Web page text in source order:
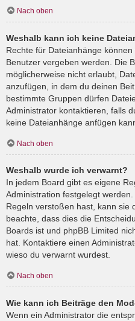
Nach oben
Weshalb kann ich keine
Rechte für Dateianhänge
Benutzer vergeben werden. Die
möglicherweise nicht erlaubt,
anzufügen, in dem du deinen
bestimmte Gruppen dürfen
Administrator kontaktieren, falls
keine Dateianhänge anfügen
Nach oben
Weshalb wurde ich verwarnt?
In jedem Board gibt es eigene
Administration festgelegt
Regeln verstoßen hast, kann sie
beachte, dass dies die
Boards ist und phpBB Limited
hat. Kontaktiere einen
wieso du verwarnt wurdest.
Nach oben
Wie kann ich Beiträge den
Wenn ein Administrator die